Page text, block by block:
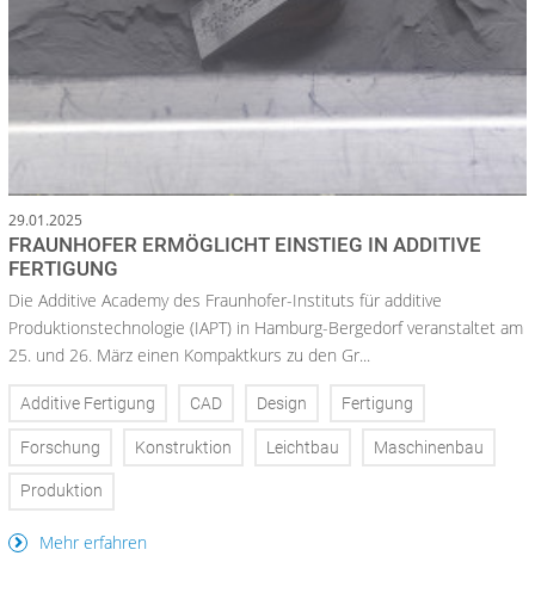
29.01.2025
FRAUNHOFER ERMÖGLICHT EINSTIEG IN ADDITIVE
FERTIGUNG
Die Additive Academy des Fraunhofer-Instituts für additive
Produktionstechnologie (IAPT) in Hamburg-Bergedorf veranstaltet am
25. und 26. März einen Kompaktkurs zu den Gr...
Additive Fertigung CAD Design Fertigung
Forschung Konstruktion Leichtbau Maschinenbau
Produktion
Mehr erfahren